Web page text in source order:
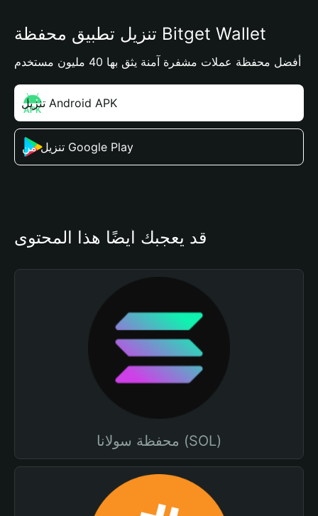
تنزيل تطبيق محفظة Bitget Wallet
أفضل محفظة عملات مشفرة آمنة يثق بها 40 مليون مستخدم
تنزيل Android APK
تنزيل من Google Play
قد يعجبك أيضًا هذا المحتوى
محفظة سولانا (SOL)